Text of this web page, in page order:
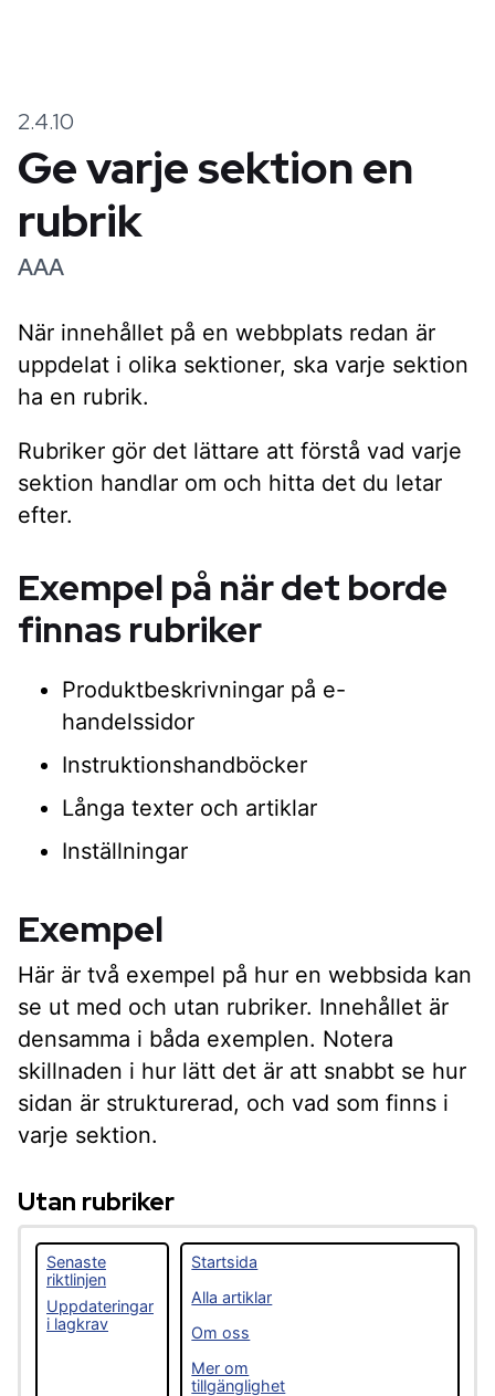
2.4.10
Ge varje sektion en
rubrik
AAA
När innehållet på en webbplats redan är
uppdelat i olika sektioner, ska varje sektion
ha en rubrik.
Rubriker gör det lättare att förstå vad varje
sektion handlar om och hitta det du letar
efter.
Exempel på när det borde
finnas rubriker
Produktbeskrivningar på e-
handelssidor
Instruktionshandböcker
Långa texter och artiklar
Inställningar
Exempel
Här är två exempel på hur en webbsida kan
se ut med och utan rubriker. Innehållet är
densamma i båda exemplen. Notera
skillnaden i hur lätt det är att snabbt se hur
sidan är strukturerad, och vad som finns i
varje sektion.
Utan rubriker
Senaste
riktlinjen
Uppdateringar
i lagkrav
Startsida
Alla artiklar
Om oss
Mer om
tillgänglighet